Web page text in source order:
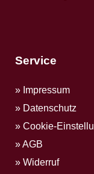
Service
Impressum
Datenschutz
Cookie-
AGB
Widerruf